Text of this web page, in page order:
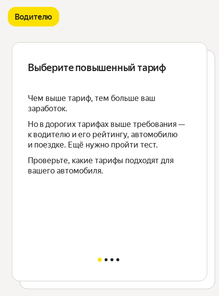
Водителю
Выберите повышенный тариф
Чем выше тариф, тем больше ваш
заработок.
Но в дорогих тарифах выше требования —
к водителю и его рейтингу, автомобилю
и поездке. Ещё нужно пройти тест.
Проверьте, какие тарифы подходят для
вашего автомобиля.
Получите приоритет в
считается в баллах.
Получить дополнительные баллы
— оклеить автомобиль